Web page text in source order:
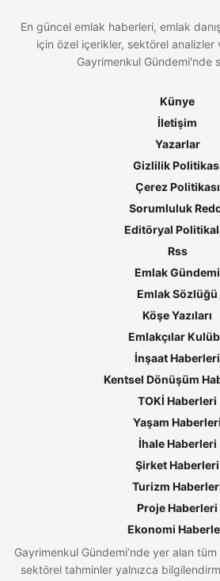
En güncel emlak haberleri, emlak
için özel içerikler, sektörel analizler
Gayrimenkul Gündemi'nde
Künye
İletişim
Yazarlar
Gizlilik
Çerez Politikası
Sorumluluk
Editöryal
Rss
Emlak Gündemi
Emlak Sözlüğü
Köşe Yazıları
Emlakçılar
İnşaat Haberleri
Kentsel Dönüşüm
TOKİ Haberleri
Yaşam Haberleri
İhale Haberleri
Şirket Haberleri
Turizm
Proje Haberleri
Ekonomi
Gayrimenkul Gündemi’nde yer alan
sektörel tahminler yalnızca